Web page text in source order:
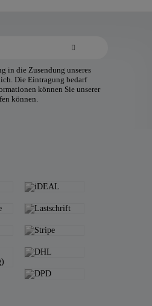
in die Zusendung unseres
Die Eintragung bedarf
können Sie unserer
können.